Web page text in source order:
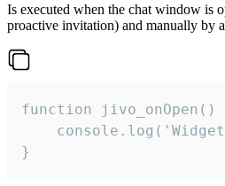
Is executed when the chat window is
proactive invitation) and manually by
function jivo_onOpen()
}